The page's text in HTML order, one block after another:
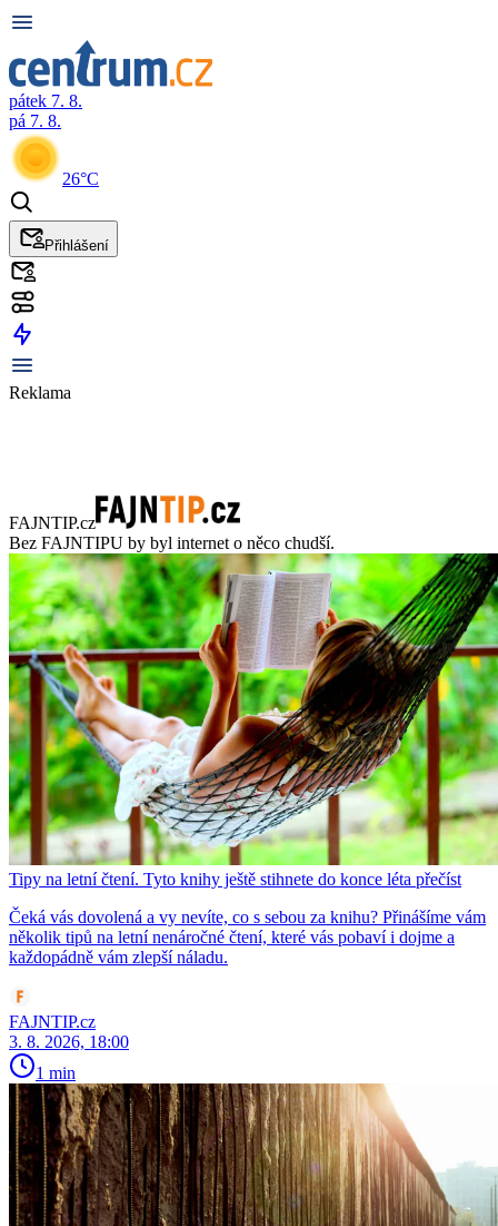
pátek 7. 8.
pá 7. 8.
26°C
Přihlášení
Reklama
FAJNTIP.cz
Bez FAJNTIPU by byl internet o něco chudší.
Tipy na letní čtení. Tyto knihy ještě stihnete do konce léta přečíst
Čeká vás dovolená a vy nevíte, co s sebou za knihu? Přinášíme vám
několik tipů na letní nenáročné čtení, které vás pobaví i dojme a
každopádně vám zlepší náladu.
FAJNTIP.cz
3. 8. 2026, 18:00
1 min